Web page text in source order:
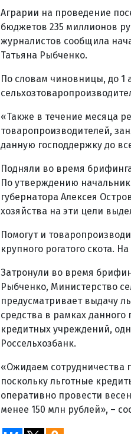
Аграрии на проведение
бюджетов 235 миллионов
журналистов сообщила
Татьяна Рыбченко.
По словам чиновницы, до 1
«Также в течение месяца
товаропроизводителей,
данную господдержку до
Подняли во время
По утверждению
губернатора Алексея
хозяйства на эти цели
Помогут и
крупного рогатого скота.
Затронули во время
Рыбченко, Министерство
предусматривает выдачу
средства в рамках
кредитных учреждений,
Россельхозбанк.
«Ожидаем сотрудничества
поскольку льготные
оперативно провести
менее 150 млн рублей», –